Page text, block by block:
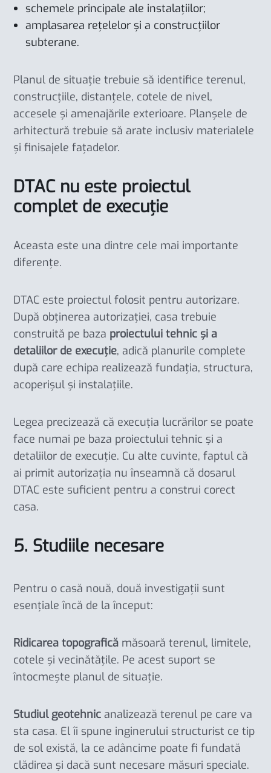
schemele principale ale instalațiilor;
amplasarea rețelelor și a construcțiilor
subterane.
Planul de situație trebuie să identifice terenul,
construcțiile, distanțele, cotele de nivel,
accesele și amenajările exterioare. Planșele de
arhitectură trebuie să arate inclusiv materialele
și finisajele fațadelor.
DTAC nu este proiectul
complet de execuție
Aceasta este una dintre cele mai importante
diferențe.
DTAC este proiectul folosit pentru autorizare.
După obținerea autorizației, casa trebuie
construită pe baza proiectului tehnic și a
detaliilor de execuție, adică planurile complete
după care echipa realizează fundația, structura,
acoperișul și instalațiile.
Legea precizează că execuția lucrărilor se poate
face numai pe baza proiectului tehnic și a
detaliilor de execuție. Cu alte cuvinte, faptul că
ai primit autorizația nu înseamnă că dosarul
DTAC este suficient pentru a construi corect
casa.
5. Studiile necesare
Pentru o casă nouă, două investigații sunt
esențiale încă de la început:
Ridicarea topografică măsoară terenul, limitele,
cotele și vecinătățile. Pe acest suport se
întocmește planul de situație.
Studiul geotehnic analizează terenul pe care va
sta casa. El îi spune inginerului structurist ce tip
de sol există, la ce adâncime poate fi fundată
clădirea și dacă sunt necesare măsuri speciale.